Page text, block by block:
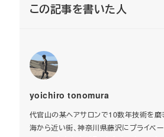
この記事を書いた人
yoichiro tonomura
代官山の某ヘアサロンで10数年技術を
海から近い街、神奈川県藤沢にプライベ